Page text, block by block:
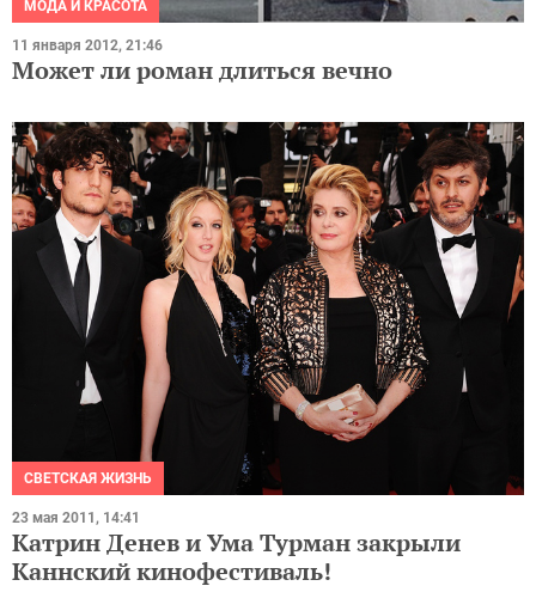
МОДА И КРАСОТА
11 января 2012, 21:46
Может ли роман длиться вечно
СВЕТСКАЯ ЖИЗНЬ
23 мая 2011, 14:41
Катрин Денев и Ума Турман закрыли
Каннский кинофестиваль!